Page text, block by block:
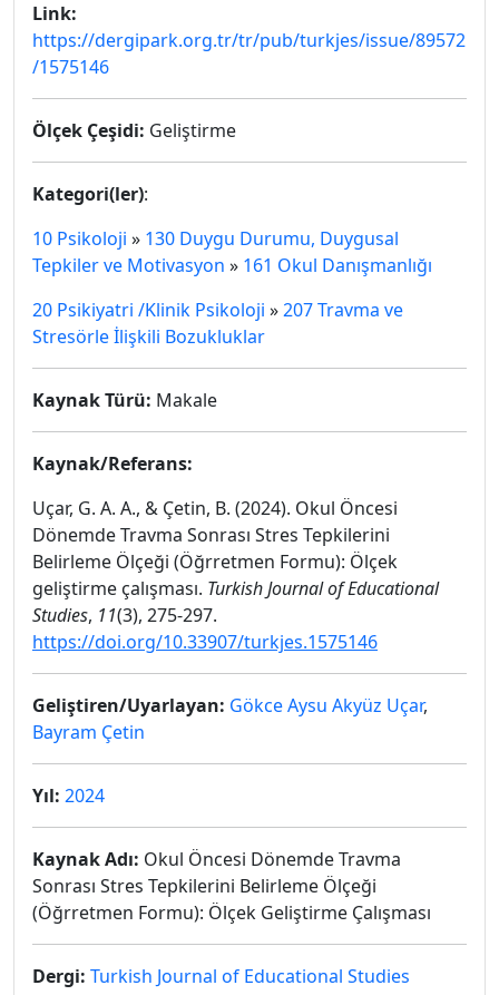
Link:
https://dergipark.org.tr/tr/pub/turkjes/issue/89572
/1575146
Ölçek Çeşidi: Geliştirme
Kategori(ler):
10 Psikoloji » 130 Duygu Durumu, Duygusal
Tepkiler ve Motivasyon » 161 Okul Danışmanlığı
20 Psikiyatri /Klinik Psikoloji »207 Travma ve
Stresörle İlişkili Bozukluklar
Kaynak Türü: Makale
Kaynak/Referans:
Uçar, G. A. A., & Çetin, B. (2024). Okul Öncesi
Dönemde Travma Sonrası Stres Tepkilerini
Belirleme Ölçeği (Öğrretmen Formu): Ölçek
geliştirme çalışması. Turkish Journal of Educational
Studies, 11(3), 275-297.
https://doi.org/10.33907/turkjes.1575146
Geliştiren/Uyarlayan: Gökce Aysu Akyüz Uçar,
Bayram Çetin
Yıl: 2024
Kaynak Adı: Okul Öncesi Dönemde Travma
Sonrası Stres Tepkilerini Belirleme Ölçeği
(Öğrretmen Formu): Ölçek Geliştirme Çalışması
Dergi: Turkish Journal of Educational Studies